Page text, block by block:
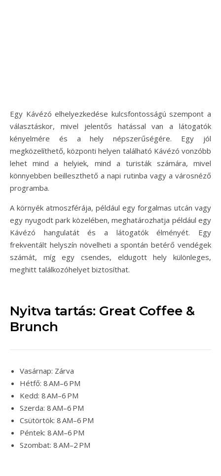
Egy Kávézó elhelyezkedése kulcsfontosságú szempont a
választáskor, mivel jelentős hatással van a látogatók
kényelmére és a hely népszerűségére. Egy jól
megközelíthető, központi helyen található Kávézó vonzóbb
lehet mind a helyiek, mind a turisták számára, mivel
könnyebben beilleszthető a napi rutinba vagy a városnéző
programba.
A környék atmoszférája, például egy forgalmas utcán vagy
egy nyugodt park közelében, meghatározhatja például egy
Kávézó hangulatát és a látogatók élményét. Egy
frekventált helyszín növelheti a spontán betérő vendégek
számát, míg egy csendes, eldugott hely különleges,
meghitt találkozóhelyet biztosíthat.
Nyitva tartás: Great Coffee &
Brunch
Vasárnap: Zárva
Hétfő: 8 AM–6 PM
Kedd: 8 AM–6 PM
Szerda: 8 AM–6 PM
Csütörtök: 8 AM–6 PM
Péntek: 8 AM–6 PM
Szombat: 8 AM–2 PM